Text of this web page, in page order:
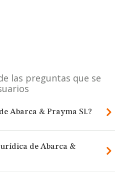
las preguntas que se
Abarca & Prayma Sl.?
de Abarca &